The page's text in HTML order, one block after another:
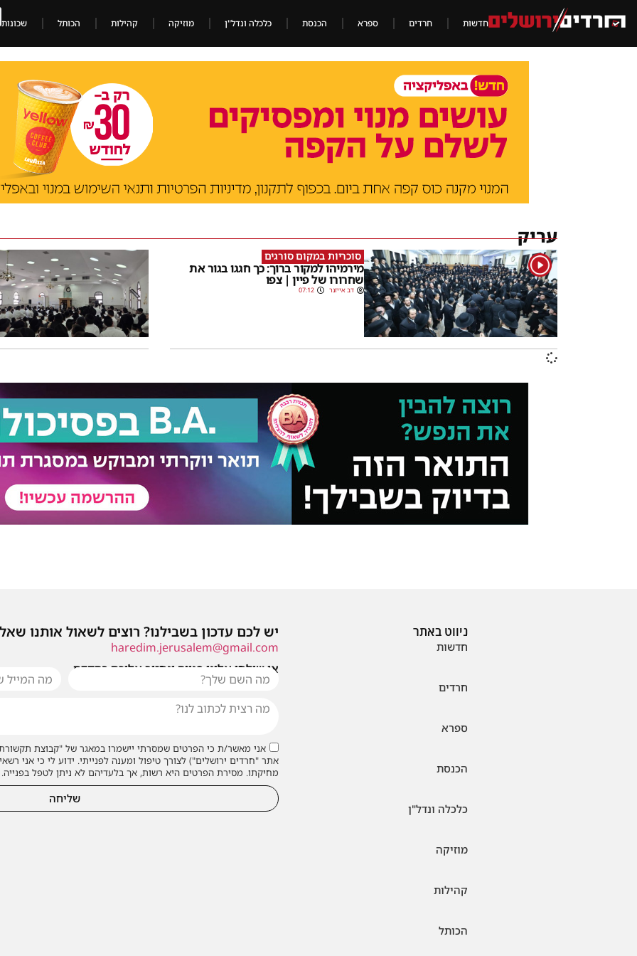
חדשות חרדים ספרא הכנסת כלכלה ונדל"ן מוזיקה קהילות הכותל שכונות
עריק
1 סוכריות במקום סורגים
מירמיהו למקור ברוך: כך חגגו בגור את
שחרורו של פיין | צפו
דב אייזנר 07:12
ניווט באתר
חדשות
חרדים
ספרא
הכנסת
כלכלה ונדל"ן
מוזיקה
קהילות
הכותל
יש לכם עדכון בשבילנו? רוצים לשאול אותנו
haredim.jerusalem@gmail.com
או שילחו אלינו פנייה ונחזור אליכם בהקדם
אני מאשר/ת כי הפרטים שמסרתי יישמרו במאגר של "קבוצת
אתר "חרדים ירושלים") לצורך טיפול ומענה לפנייתי. ידוע לי כי אני
מחיקתו. מסירת הפרטים היא רשות, אך בלעדיהם לא ניתן לטפל
שליחה